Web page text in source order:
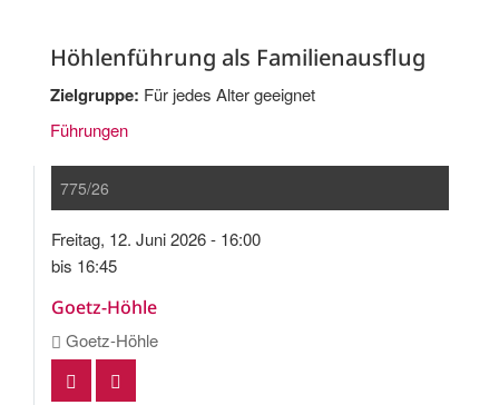
Höhlenführung als Familienausflug
Zielgruppe: Für jedes Alter geeignet
Führungen
775/26
Freitag, 12. Juni 2026 - 16:00
bis 16:45
Goetz-Höhle
Goetz-Höhle